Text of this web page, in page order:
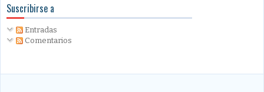
Suscribirse a
Entradas
Comentarios